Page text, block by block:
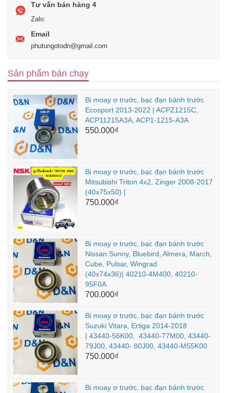
Tư vấn bán hàng 4
Zalo:
Email
phutungotodn@gmail.com
Sản phẩm bán chạy
Bi moay ơ trước, bạc đạn bánh trước
Ecosport 2013-2022 | ACPZ1215C,
ACP11215A3A, ACP1-1215-A3A
550.000₫
Bi moay ơ trước, bạc đạn bánh trước
Mitsubishi Triton 4x2, Zinger 2008-2017
(40x75x50) |
750.000₫
Bi moay ơ trước, bạc đạn bánh trước
Nissan Sunny, Bluebird, Almera, March,
Cube, Pulsar, Wingrad
(40x74x36)| 40210-4M400, 40210-
95F0A
700.000₫
Bi moay ơ trước, bạc đạn bánh trước
Suzuki Vitara, Ertiga 2014-2018
| 43440-56K00, 43440-77M00, 43440-
79J00, 43440- 80J00, 43440-M55K00
750.000₫
Bi moay ơ trước, bạc đạn bánh trước